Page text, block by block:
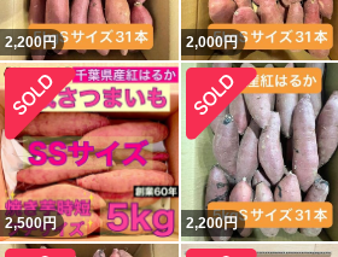
2,200円 2,000円
2,500円 2,200円